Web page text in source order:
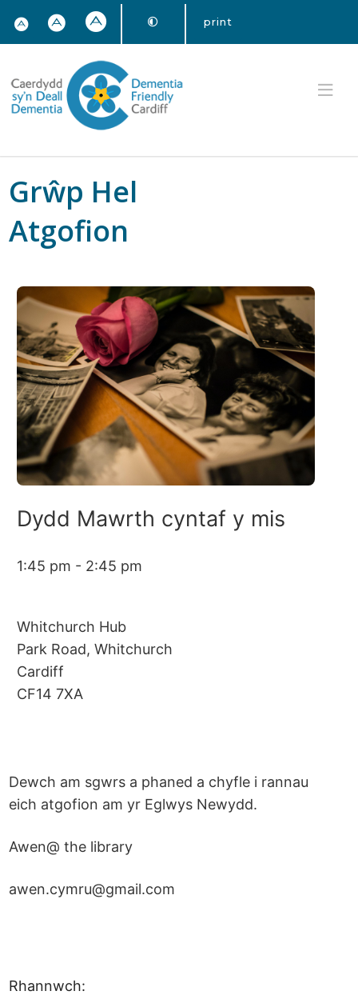
print
Grŵp Hel
Atgofion
Dydd Mawrth cyntaf y mis
1:45 pm - 2:45 pm
Whitchurch Hub
Park Road, Whitchurch
Cardiff
CF14 7XA
Dewch am sgwrs a phaned a chyfle i rannau
eich atgofion am yr Eglwys Newydd.
Awen@ the library
awen.cymru@gmail.com
Rhannwch: